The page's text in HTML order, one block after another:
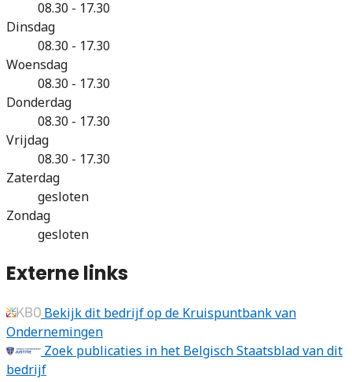
08.30 - 17.30
Dinsdag
08.30 - 17.30
Woensdag
08.30 - 17.30
Donderdag
08.30 - 17.30
Vrijdag
08.30 - 17.30
Zaterdag
gesloten
Zondag
gesloten
Externe links
Bekijk dit bedrijf op de Kruispuntbank van
Ondernemingen
Zoek publicaties in het Belgisch Staatsblad van dit
bedrijf